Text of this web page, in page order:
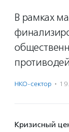
В рамках
НКО-сектор ·
Кризисный